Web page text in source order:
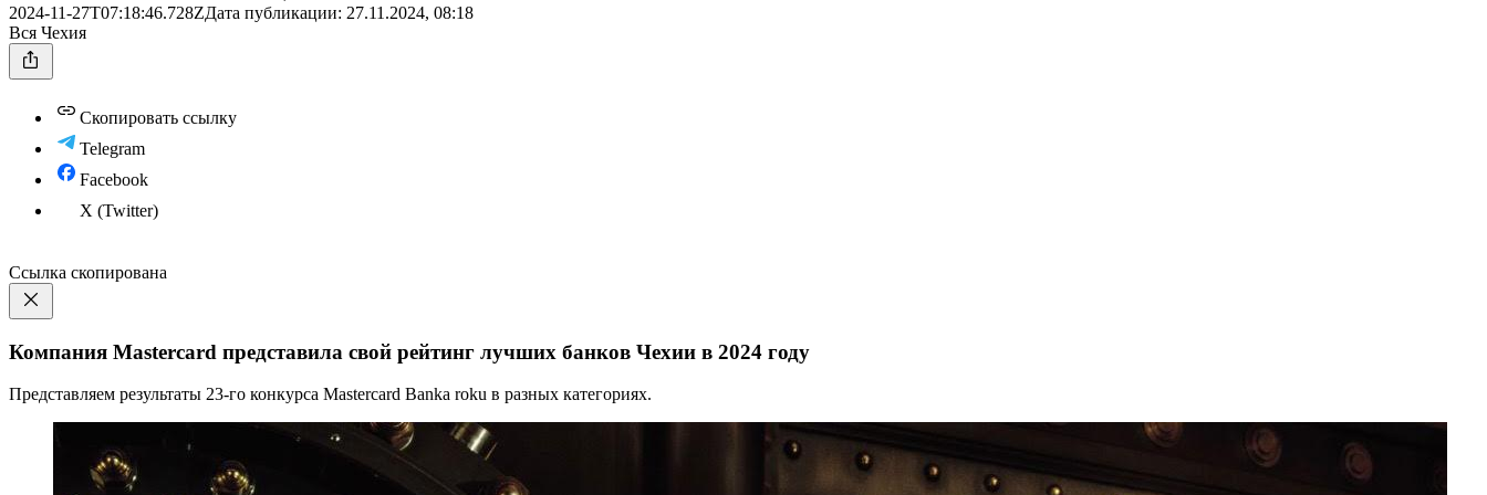
2024-11-27T07:18:46.728ZДата публикации: 27.11.2024, 08:18
Вся Чехия
Скопировать ссылку
Telegram
Facebook
X (Twitter)
Ссылка скопирована
Компания Mastercard представила свой рейтинг лучших банков Чехии в 2024 году
Представляем результаты 23-го конкурса Mastercard Banka roku в разных категориях.